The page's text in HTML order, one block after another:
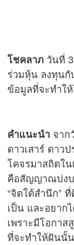
โชคลาภ วันที่
ร่วมหุ้น ลงทุนกั
ข้อมูลที่จะทำใ
คำแนะนำ จาก
ดาวเสาร์ ดาว
โคจรมาสถิตใ
คือสัญญาณบ่งบ
“จิตใต้สำนึก”
เป็น และอยาก
เพราะมีโอกา
ที่จะทำให้ฝันนั้